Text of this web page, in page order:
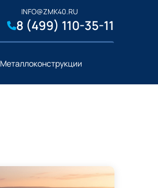
INFO@ZMK40.RU
8 (499) 110-35-11
Металлоконструкции